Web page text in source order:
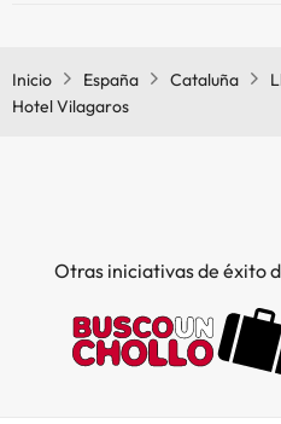
Inicio España Cataluña
Hotel Vilagaros
Otras iniciativas de éxito